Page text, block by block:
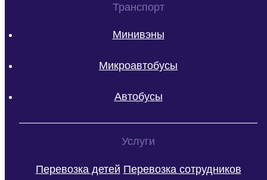
Транспорт
Минивэны
Микроавтобусы
Автобусы
Услуги
Перевозка детей Перевозка сотрудников